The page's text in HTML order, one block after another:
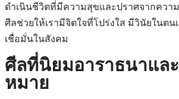
ดำเนินชีวิตที่มีความสุขและปราศจากควา
ศีลช่วยให้เรามีจิตใจที่โปร่งใส มีวินัยในตน
เชื่อมั่นในสังคม
ศีลที่นิยมอาราธนาแล
หมาย